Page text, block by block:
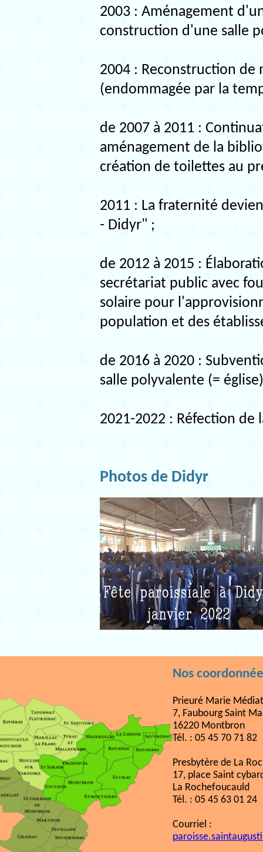
2003 : Aménagement
construction d'une salle
2004 : Reconstruction de
(endommagée par la
de 2007 à 2011 :
aménagement de la
création de toilettes au
2011 : La fraternité
- Didyr" ;
de 2012 à 2015 :
secrétariat public avec
solaire pour
population et des
de 2016 à 2020 :
salle polyvalente (=
2021-2022 : Réfection de
Photos de Didyr
Nos
Prieuré Marie
7, Faubourg Saint
16220 Montbron
Tél. : 05 45 70 71 82
Presbytère de La
17, place Saint
La Rochefoucauld
Tél. : 05 45 63 01 24
Courriel :